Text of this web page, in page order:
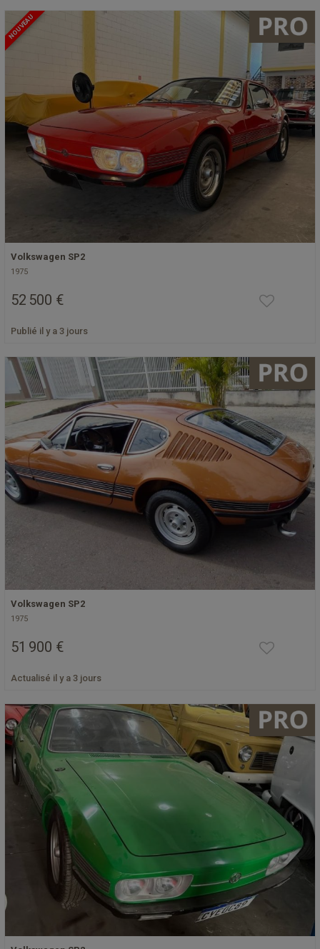
NOUVEAU
Volkswagen SP2
1975
52 500 €
Publié il y a 3 jours
Volkswagen SP2
1975
51 900 €
Actualisé il y a 3 jours